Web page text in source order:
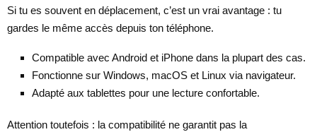
Si tu es souvent en déplacement, c’est un vrai avantage : tu
gardes le même accès depuis ton téléphone.
Compatible avec Android et iPhone dans la plupart des cas.
Fonctionne sur Windows, macOS et Linux via navigateur.
Adapté aux tablettes pour une lecture confortable.
Attention toutefois : la compatibilité ne garantit pas la